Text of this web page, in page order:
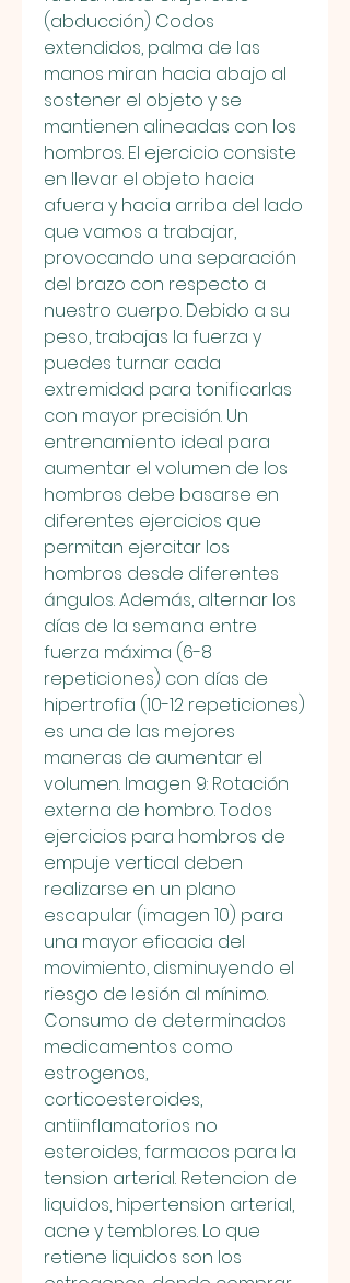
(abducción) Codos
extendidos, palma de las
manos miran hacia abajo al
sostener el objeto y se
mantienen alineadas con los
hombros. El ejercicio consiste
en llevar el objeto hacia
afuera y hacia arriba del lado
que vamos a trabajar,
provocando una separación
del brazo con respecto a
nuestro cuerpo. Debido a su
peso, trabajas la fuerza y
puedes turnar cada
extremidad para tonificarlas
con mayor precisión. Un
entrenamiento ideal para
aumentar el volumen de los
hombros debe basarse en
diferentes ejercicios que
permitan ejercitar los
hombros desde diferentes
ángulos. Además, alternar los
días de la semana entre
fuerza máxima (6-8
repeticiones) con días de
hipertrofia (10-12 repeticiones)
es una de las mejores
maneras de aumentar el
volumen. Imagen 9: Rotación
externa de hombro. Todos
ejercicios para hombros de
empuje vertical deben
realizarse en un plano
escapular (imagen 10) para
una mayor eficacia del
movimiento, disminuyendo el
riesgo de lesión al mínimo.
Consumo de determinados
medicamentos como
estrogenos,
corticoesteroides,
antiinflamatorios no
esteroides, farmacos para la
tension arterial. Retencion de
liquidos, hipertension arterial,
acne y temblores. Lo que
retiene liquidos son los